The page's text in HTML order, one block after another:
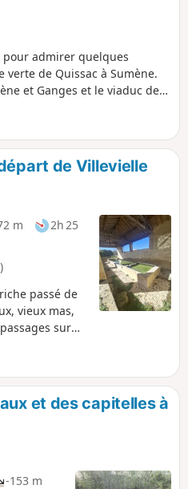
pour admirer quelques
verte de Quissac à Sumène.
et Ganges et le viaduc de
de Villevielle
m
2h 25
passé de
vieux mas,
sur
et des capitelles à
-153 m